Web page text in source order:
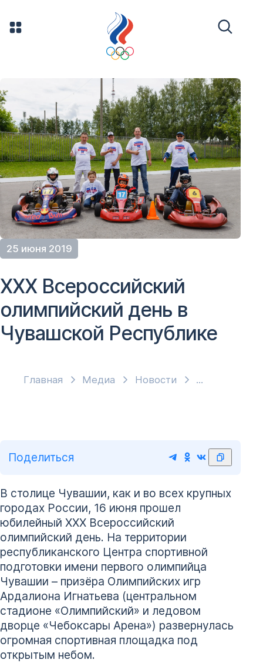
25 июня 2019
Главная Медиа Новости
XXX Всероссийский
олимпийский день в
Чувашской Республике
Поделиться
В столице Чувашии, как и во всех крупных
городах России, 16 июня прошел
юбилейный XXX Всероссийский
олимпийский день. На территории
республиканского Центра спортивной
подготовки имени первого олимпийца
Чувашии – призёра Олимпийских игр
Ардалиона Игнатьева (центральном
стадионе «Олимпийский» и ледовом
дворце «Чебоксары Арена») развернулась
огромная спортивная площадка под
открытым небом.